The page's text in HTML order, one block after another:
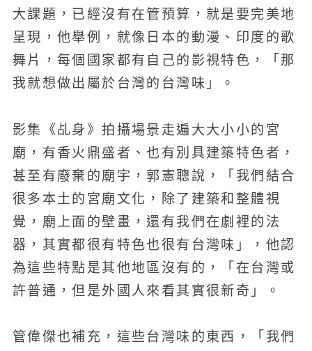
大課題，已經沒有在管預算，就是要完美地
呈現，他舉例，就像日本的動漫、印度的歌
舞片，每個國家都有自己的影視特色，「那
我就想做出屬於台灣的台灣味」。
影集《乩身》拍攝場景走遍大大小小的宮
廟，有香火鼎盛者、也有別具建築特色者，
甚至有廢棄的廟宇，郭憲聰說，「我們結合
很多本土的宮廟文化，除了建築和整體視
覺，廟上面的壁畫，還有我們在劇裡的法
器，其實都很有特色也很有台灣味」，他認
為這些特點是其他地區沒有的，「在台灣或
許普通，但是外國人來看其實很新奇」。
管偉傑也補充，這些台灣味的東西，「我們